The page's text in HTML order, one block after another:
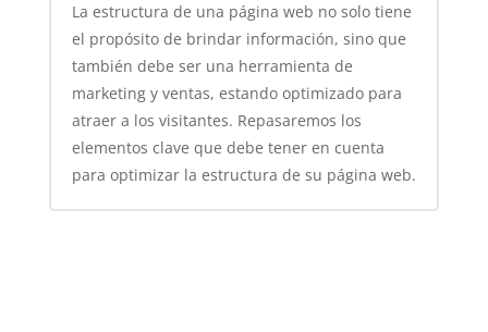
La estructura de una página web no solo tiene
el propósito de brindar información, sino que
también debe ser una herramienta de
marketing y ventas, estando optimizado para
atraer a los visitantes. Repasaremos los
elementos clave que debe tener en cuenta
para optimizar la estructura de su página web.